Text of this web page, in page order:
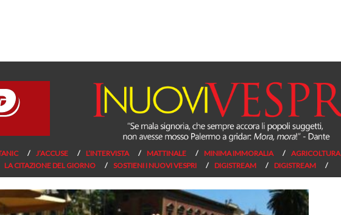
J’ACCUSE L’INTERVISTA MATTINALE MINIMA IMMORALIA AGRICOLTURA
LA CITAZIONE DEL GIORNO SOSTIENI I NUOVI VESPRI DIGISTREAM DIGISTREAM